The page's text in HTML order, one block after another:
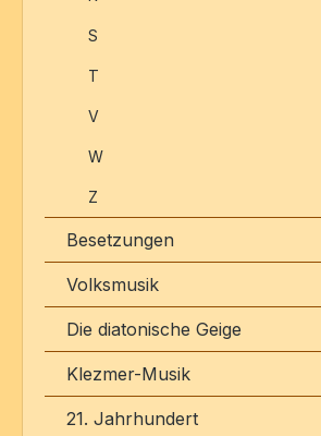
S
T
V
W
Z
Besetzungen
Volksmusik
Die diatonische Geige
Klezmer-Musik
21. Jahrhundert